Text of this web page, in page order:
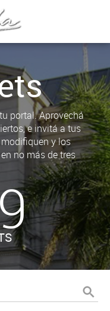
portal. Aprovechá
e invitá a tus
y los
no más de tres